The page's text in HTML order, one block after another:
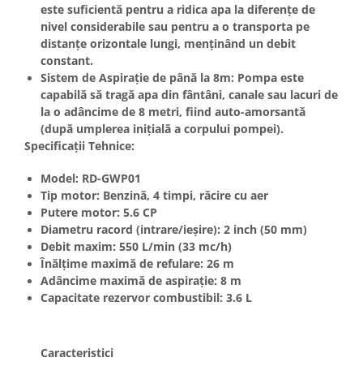
Unelte Gradinarit
Ventilatoare & Sisteme Racire
Aparate de aer conditionat
Ventilatoare
Zootehnie
Foarfeci tuns oi
Incubatoare oua
este suficientă pentru a ridica apa la diferențe de
nivel considerabile sau pentru a o transporta pe
distanțe orizontale lungi, menținând un debit
constant.
Sistem de Aspirație de până la 8m: Pompa este
capabilă să tragă apa din fântâni, canale sau lacuri de
la o adâncime de 8 metri, fiind auto-amorsantă
(după umplerea inițială a corpului pompei).
Specificații Tehnice:
Model: RD-GWP01
Tip motor: Benzină, 4 timpi, răcire cu aer
Putere motor: 5.6 CP
Diametru racord (intrare/ieșire): 2 inch (50 mm)
Debit maxim: 550 L/min (33 mc/h)
Înălțime maximă de refulare: 26 m
Adâncime maximă de aspirație: 8 m
Capacitate rezervor combustibil: 3.6 L
Caracteristici